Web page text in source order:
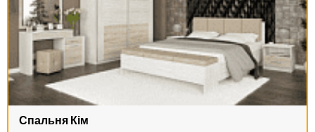
Спальня Кім